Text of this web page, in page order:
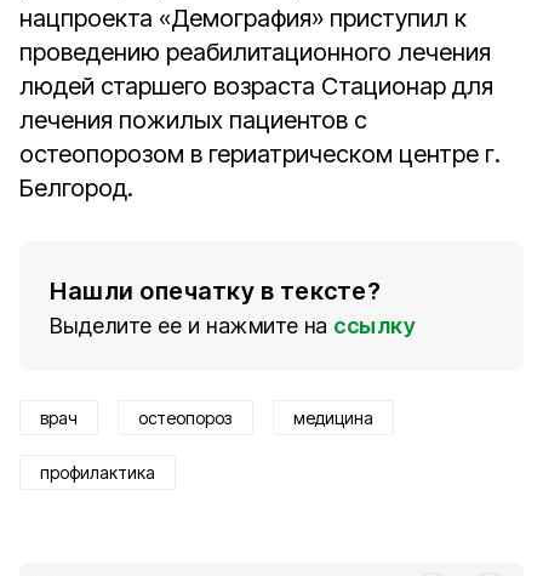
нацпроекта «Демография» приступил к
проведению реабилитационного лечения
людей старшего возраста Стационар для
лечения пожилых пациентов с
остеопорозом в гериатрическом центре г.
Белгород.
Нашли опечатку в тексте?
Выделите ее и нажмите на ссылку
врач остеопороз медицина
профилактика